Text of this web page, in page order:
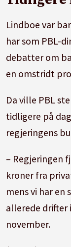
Lindboe var
har som PBL-
debatter om
en omstridt
Da ville PBL
tidligere på
regjeringens
– Regjeringen
kroner fra
mens vi har en
allerede drifter
november.